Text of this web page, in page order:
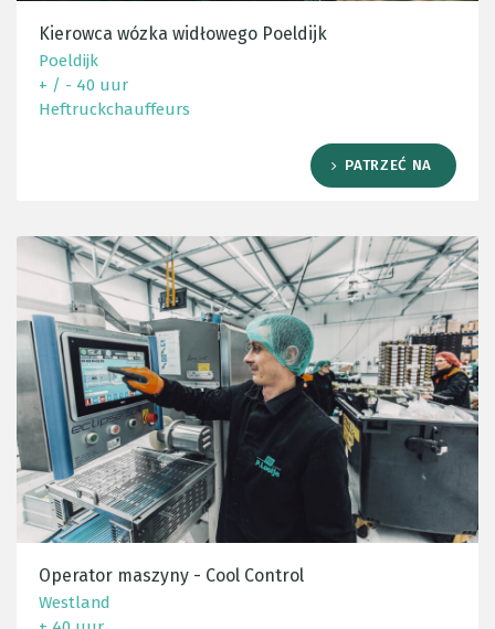
Kierowca wózka widłowego Poeldijk
Poeldijk
+ / - 40 uur
Heftruckchauffeurs
PATRZEĆ NA
Operator maszyny - Cool Control
Westland